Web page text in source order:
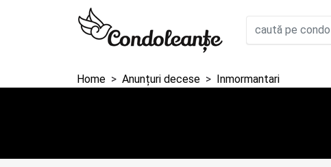
Home Anunțuri decese Inmormantari